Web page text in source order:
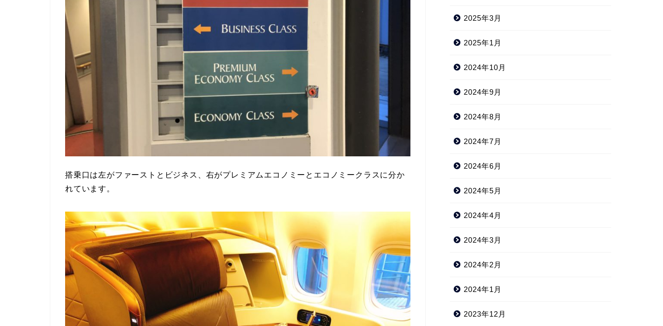
搭乗口は左がファーストとビジネス、右がプレミアムエコノミーとエコノミークラスに分か
れています。
2025年3月
2025年1月
2024年10月
2024年9月
2024年8月
2024年7月
2024年6月
2024年5月
2024年4月
2024年3月
2024年2月
2024年1月
2023年12月